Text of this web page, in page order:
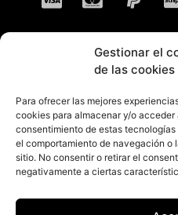
Gestionar el
de las cookies
Para ofrecer las mejores
cookies para almacenar y/o
consentimiento de estas
el comportamiento de navegación
sitio. No consentir o retirar el
negativamente a ciertas
CONTACTO
Dirección: C. Sta.
41701 Dos
Teléfono +34 694
hs y 17:30 a 20:30